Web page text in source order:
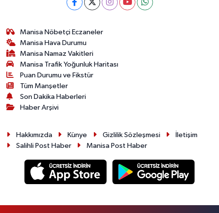
Manisa Nöbetçi Eczaneler
Manisa Hava Durumu
Manisa Namaz Vakitleri
Manisa Trafik Yoğunluk Haritası
Puan Durumu ve Fikstür
Tüm Manşetler
Son Dakika Haberleri
Haber Arşivi
Hakkımızda Künye Gizlilik Sözleşmesi
İletişim
Salihli Post Haber
Manisa Post Haber